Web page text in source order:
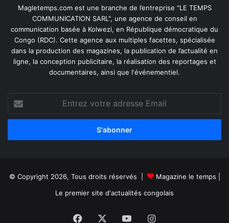
Magletemps.com est une branche de l’entreprise "LE TEMPS
COMMUNICATION SARL", une agence de conseil en
communication basée à Kolwezi, en République démocratique du
Congo (RDC). Cette agence aux multiples facettes, spécialisée
dans la production des magazines, la publication de l’actualité en
ligne, la conception publicitaire, la réalisation des reportages et
documentaires, ainsi que l'événementiel.
votre
adresse
© Copyright 2026, Tous droits réservés | Magazine le temps
Le premier site d'actualités congolais
Facebook YouTubeInstagram